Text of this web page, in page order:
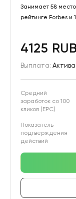
Занимает 58
рейтинге Forbes и
4125 RUB
Выплата:
Средний
заработок со 100
кликов (EPC)
Показатель
подтверждения
действий